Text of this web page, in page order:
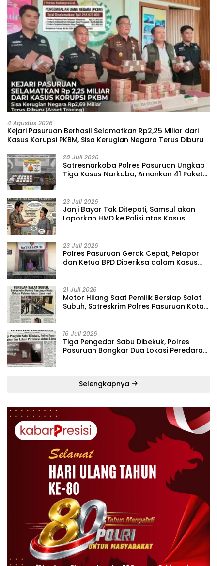
4 Agustus 2026
Kejari Pasuruan Berhasil Selamatkan Rp2,25 Miliar dari
Kasus Korupsi PKBM, Sisa Kerugian Negara Terus Diburu
28 Juli 2026
‎Satresnarkoba Polres Pasuruan Ungkap
Tiga Kasus Narkoba, Amankan 41 Paket
23 Juli 2026
‎Janji Bayar Tak Ditepati, Samsul akan
Laporkan HMD ke Polisi atas Kasus
23 Juli 2026
‎Polres Pasuruan Gerak Cepat, Pelapor
dan Ketua BPD Diperiksa dalam Kasus
21 Juli 2026
‎Motor Hilang Saat Pemilik Bersiap Salat
Subuh, Satreskrim Polres Pasuruan Kota
16 Juli 2026
Tiga Pengedar Sabu Dibekuk, Polres
Pasuruan Bongkar Dua Lokasi Peredaran
Selengkapnya